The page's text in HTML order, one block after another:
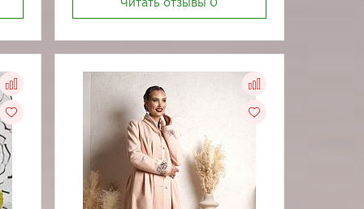
Читать отзывы 0